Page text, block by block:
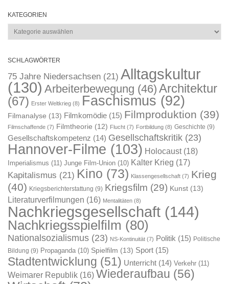
KATEGORIEN
Kategorien
SCHLAGWÖRTER
75 Jahre Niedersachsen (21) Alltagskultur
(130) Arbeiterbewegung (46) Architektur
(67) Erster Weltkrieg (8) Faschismus (92)
Filmanalyse (13) Filmkomödie (15) Filmproduktion (39)
Filmschaffende (7) Filmtheorie (12) Flucht (7) Fortbildung (8) Geschichte (9)
Gesellschaftskompetenz (14) Gesellschaftskritik (23)
Hannover-Filme (103) Holocaust(18)
Imperialismus (11) Junge Film-Union (10) Kalter Krieg (17)
Kapitalismus (21) Kino (73) Klassengesellschaft (7) Krieg
(40) Kriegsberichterstattung (9) Kriegsfilm (29) Kunst (13)
Literaturverfilmungen (16) Mentalitäten (8)
Nachkriegsgesellschaft (144)
Nachkriegsspielfilm (80)
Nationalsozialismus (23) NS-Kontinuität (7) Politik (15) Politische
Bildung (9) Propaganda (10) Spielfilm (13) Sport (15)
Stadtentwicklung (51) Unterricht (14) Verkehr (11)
Weimarer Republik (16) Wiederaufbau (56)